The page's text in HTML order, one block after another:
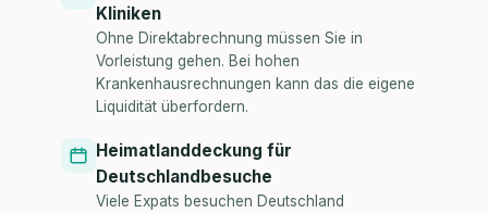
Kliniken
Ohne Direktabrechnung müssen Sie in
Vorleistung gehen. Bei hohen
Krankenhausrechnungen kann das die eigene
Liquidität überfordern.
Heimatlanddeckung für
Deutschlandbesuche
Viele Expats besuchen Deutschland